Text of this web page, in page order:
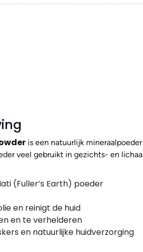
is een natuurlijk
veel gebruikt in gezichts- en
(Fuller’s Earth) poeder
en reinigt de huid
en te verhelderen
en natuurlijke huidverzorging